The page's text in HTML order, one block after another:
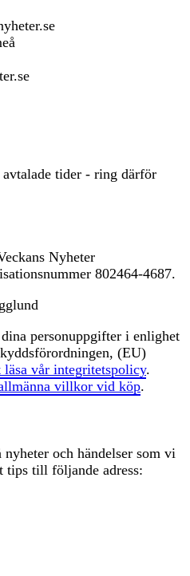
tider - ring därför
Nyheter
802464-4687.
personuppgifter i enlighet
(EU)
vår integritetspolicy.
villkor vid köp.
och händelser som vi
tips till följande adress: